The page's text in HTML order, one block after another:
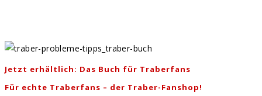
Jetzt erhältlich: Das Buch für Traberfans
Für echte Traberfans – der Traber-Fanshop!